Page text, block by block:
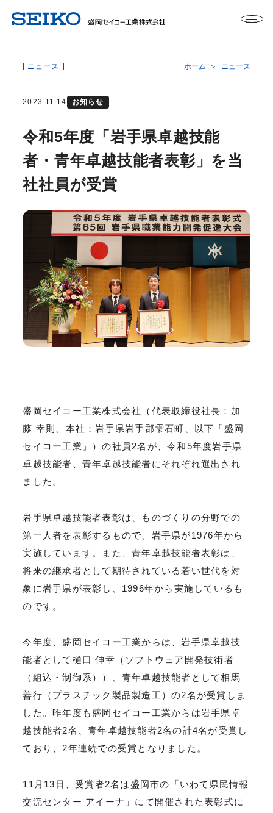
ニュース ホーム ニュース
2023.11.14 お知らせ
令和5年度「岩手県卓越技能
者・青年卓越技能者表彰」を当
社社員が受賞
盛岡セイコー工業株式会社（代表取締役社長：加
藤 幸則、本社：岩手県岩手郡雫石町、以下「盛岡
セイコー工業」）の社員2名が、令和5年度岩手県
卓越技能者、青年卓越技能者にそれぞれ選出され
ました。
岩手県卓越技能者表彰は、ものづくりの分野での
第一人者を表彰するもので、岩手県が1976年から
実施しています。また、青年卓越技能者表彰は、
将来の継承者として期待されている若い世代を対
象に岩手県が表彰し、1996年から実施しているも
のです。
今年度、盛岡セイコー工業からは、岩手県卓越技
能者として樋口 伸幸（ソフトウェア開発技術者
（組込・制御系））、青年卓越技能者として相馬
善行（プラスチック製品製造工）の2名が受賞しま
した。昨年度も盛岡セイコー工業からは岩手県卓
越技能者2名、青年卓越技能者2名の計4名が受賞し
ており、2年連続での受賞となりました。
11月13日、受賞者2名は盛岡市の「いわて県民情報
交流センター アイーナ」にて開催された表彰式に